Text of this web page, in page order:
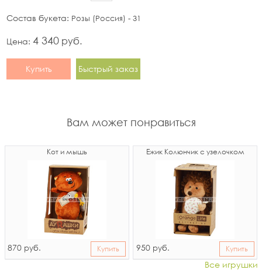
Состав букета: Розы (Россия) - 31
Цена: 4 340 руб.
Купить Быстрый заказ
Вам может понравиться
Кот и мышь
870 руб. Купить
Ёжик Колюнчик с узелочком
950 руб. Купить
Все игрушки